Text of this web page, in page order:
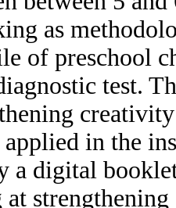
as
of preschool
test.
in the
a digital
at